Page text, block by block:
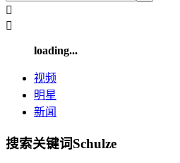


loading...
视频
明星
新闻
搜索关键词Schulze